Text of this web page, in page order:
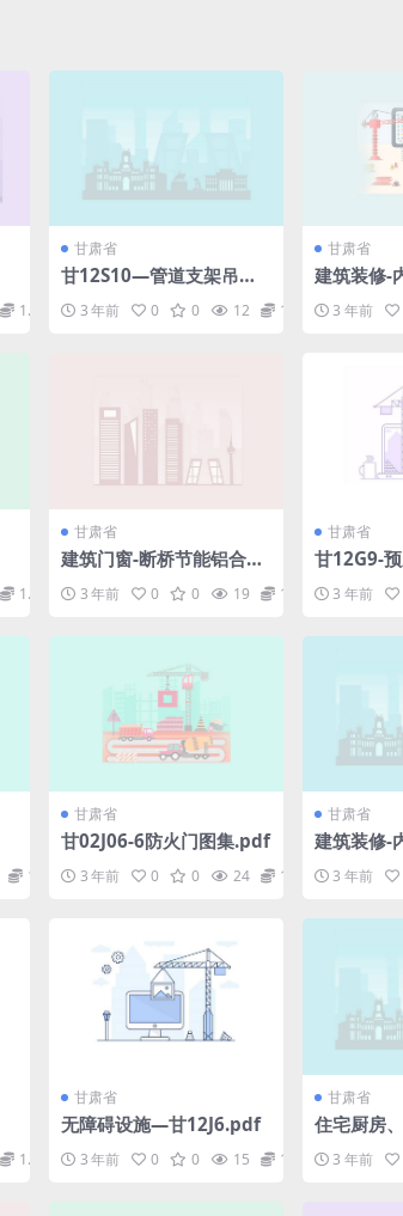
1.98
甘肃省
甘12S10—管道支架吊架.
3 年前 0 0 12 1.98
甘肃省
建筑装修-
台及窗帘
pdf3 年前
1.98
甘肃省
建筑门窗-断桥节能铝合金
3 年前 0 0 19 1.98
甘肃省
甘12G9-
3 年前
1.98
甘肃省
甘02J06-6防火门图集.pdf
3 年前 0 0 24 1.98
甘肃省
建筑装修-
3 年前
1.98
甘肃省
无障碍设施—甘12J6.pdf
3 年前 0 0 15 1.98
甘肃省
住宅厨房
3 年前